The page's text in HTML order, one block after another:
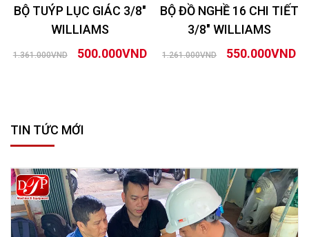
BỘ TUÝP LỤC GIÁC 3/8″
WILLIAMS
1.361.000VND 500.000VND
BỘ ĐỒ NGHỀ 16 CHI TIẾT
3/8″ WILLIAMS
1.261.000VND 550.000VND
TIN TỨC MỚI